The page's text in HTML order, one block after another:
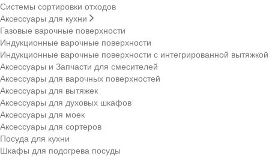
Системы сортировки отходов
Аксессуары для кухни
Газовые варочные поверхности
Индукционные варочные поверхности
Индукционные варочные поверхности с интегрированной вытяжкой
Аксессуары и Запчасти для смесителей
Аксессуары для варочных поверхностей
Аксессуары для вытяжек
Аксессуары для духовых шкафов
Аксессуары для моек
Аксессуары для сортеров
Посуда для кухни
Шкафы для подогрева посуды